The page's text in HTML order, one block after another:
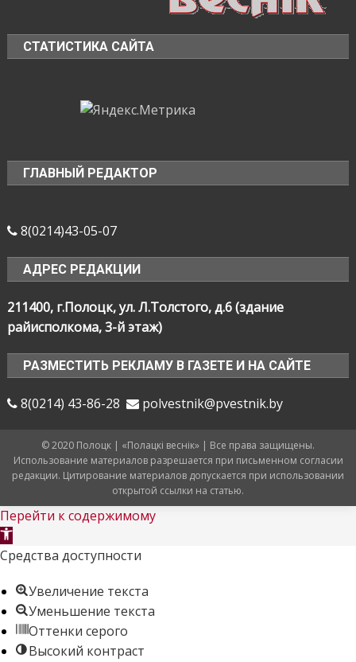
СТАТИСТИКА САЙТА
ГЛАВНЫЙ РЕДАКТОР
8(0214)43-05-07
АДРЕС РЕДАКЦИИ
211400, г.Полоцк, ул. Л.Толстого, д.6 (здание
райисполкома, 3-й этаж)
РАЗМЕСТИТЬ РЕКЛАМУ В ГАЗЕТЕ И НА САЙТЕ
8(0214) 43-86-28 polvestnik@pvestnik.by
© 2020 Полоцк | «Полацкі веснік» | Все права защищены.
Использование материалов разрешается при письменном согласии
редакции. Цитирование материалов допускается при использовании
открытой ссылки на статью.
Перейти к содержимому
Открыть
панель
Средства доступности
Увеличение текста
Уменьшение текста
Оттенки серого
Высокий контраст